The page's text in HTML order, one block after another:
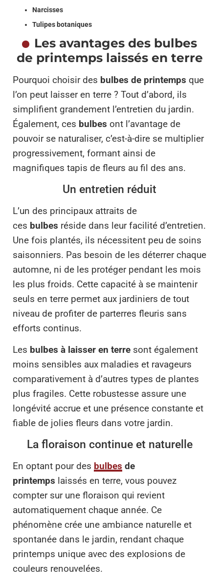
Narcisses
Tulipes botaniques
Les avantages des bulbes
de printemps laissés en terre
Pourquoi choisir des bulbes de printemps que
l’on peut laisser en terre ? Tout d’abord, ils
simplifient grandement l’entretien du jardin.
Également, ces bulbes ont l’avantage de
pouvoir se naturaliser, c’est-à-dire se multiplier
progressivement, formant ainsi de
magnifiques tapis de fleurs au fil des ans.
Un entretien réduit
L’un des principaux attraits de
ces bulbes réside dans leur facilité d’entretien.
Une fois plantés, ils nécessitent peu de soins
saisonniers. Pas besoin de les déterrer chaque
automne, ni de les protéger pendant les mois
les plus froids. Cette capacité à se maintenir
seuls en terre permet aux jardiniers de tout
niveau de profiter de parterres fleuris sans
efforts continus.
Les bulbes à laisser en terre sont également
moins sensibles aux maladies et ravageurs
comparativement à d’autres types de plantes
plus fragiles. Cette robustesse assure une
longévité accrue et une présence constante et
fiable de jolies fleurs dans votre jardin.
La floraison continue et naturelle
En optant pour des bulbes de
printemps laissés en terre, vous pouvez
compter sur une floraison qui revient
automatiquement chaque année. Ce
phénomène crée une ambiance naturelle et
spontanée dans le jardin, rendant chaque
printemps unique avec des explosions de
couleurs renouvelées.